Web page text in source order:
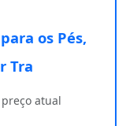
os Pés,
Tra
atual